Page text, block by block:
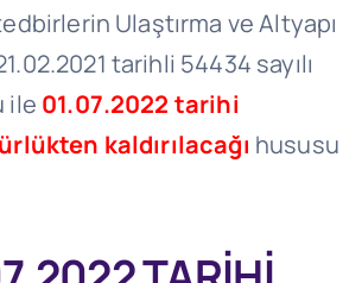
Ulaştırma ve Altyapı
tarihli 54434 sayılı
ile 01.07.2022 tarihi
kaldırılacağı hususu